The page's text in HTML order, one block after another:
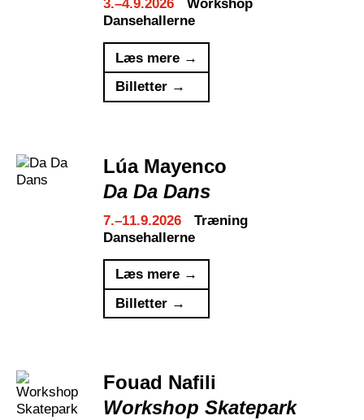
3.–4.9.2026
Workshop
Dansehallerne
Læs mere →
Billetter →
Lúa Mayenco
Da Da Dans
7.–11.9.2026
Træning
Dansehallerne
Læs mere →
Billetter →
Fouad Nafili
Workshop Skatepark